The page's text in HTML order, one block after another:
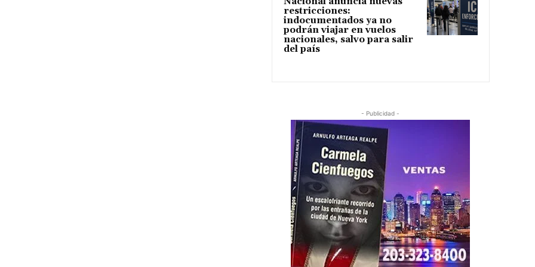
restricciones:
indocumentados ya no
podrán viajar en vuelos
nacionales, salvo para salir
del país
- Publicidad -